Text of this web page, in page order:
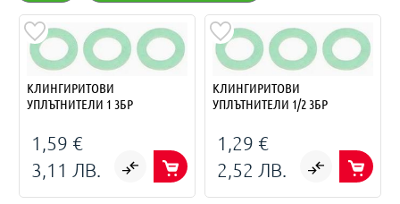
КЛИНГИРИТОВИ
УПЛЪТНИТЕЛИ 1 3БР
1,59 €
3,11 ЛВ.
КЛИНГИРИТОВИ
УПЛЪТНИТЕЛИ 1/2 3БР
1,29 €
2,52 ЛВ.